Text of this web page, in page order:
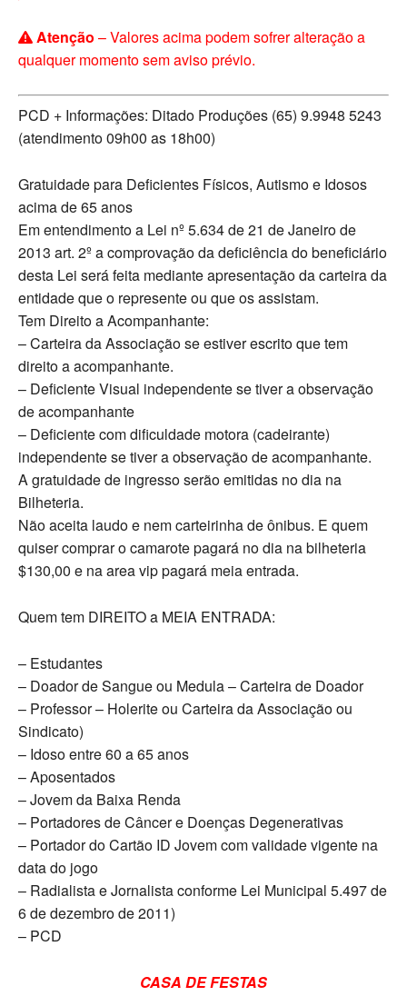
Atenção – Valores acima podem sofrer alteração a
qualquer momento sem aviso prévio.
PCD + Informações: Ditado Produções (65) 9.9948 5243
(atendimento 09h00 as 18h00)
Gratuidade para Deficientes Físicos, Autismo e Idosos
acima de 65 anos
Em entendimento a Lei nº 5.634 de 21 de Janeiro de
2013 art. 2º a comprovação da deficiência do beneficiário
desta Lei será feita mediante apresentação da carteira da
entidade que o represente ou que os assistam.
Tem Direito a Acompanhante:
– Carteira da Associação se estiver escrito que tem
direito a acompanhante.
– Deficiente Visual independente se tiver a observação
de acompanhante
– Deficiente com dificuldade motora (cadeirante)
independente se tiver a observação de acompanhante.
A gratuidade de ingresso serão emitidas no dia na
Bilheteria.
Não aceita laudo e nem carteirinha de ônibus. E quem
quiser comprar o camarote pagará no dia na bilheteria
$130,00 e na area vip pagará meia entrada.
Quem tem DIREITO a MEIA ENTRADA:
– Estudantes
– Doador de Sangue ou Medula – Carteira de Doador
– Professor – Holerite ou Carteira da Associação ou
Sindicato)
– Idoso entre 60 a 65 anos
– Aposentados
– Jovem da Baixa Renda
– Portadores de Câncer e Doenças Degenerativas
– Portador do Cartão ID Jovem com validade vigente na
data do jogo
– Radialista e Jornalista conforme Lei Municipal 5.497 de
6 de dezembro de 2011)
– PCD
CASA DE FESTAS